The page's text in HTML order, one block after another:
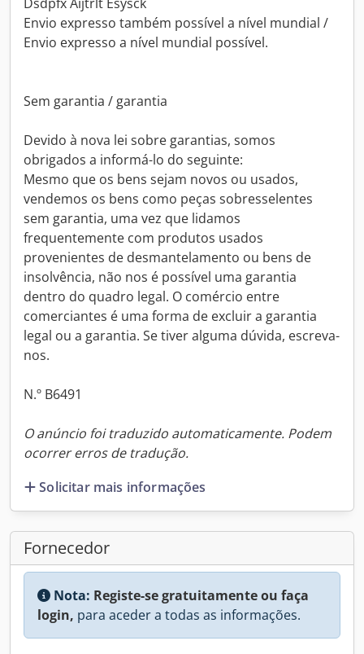
Envio expresso também possível a nível mundial /
Envio expresso a nível mundial possível.
Sem garantia / garantia
Devido à nova lei sobre garantias, somos
obrigados a informá-lo do seguinte:
Mesmo que os bens sejam novos ou usados,
vendemos os bens como peças sobresselentes
sem garantia, uma vez que lidamos
frequentemente com produtos usados
provenientes de desmantelamento ou bens de
insolvência, não nos é possível uma garantia
dentro do quadro legal. O comércio entre
comerciantes é uma forma de excluir a garantia
legal ou a garantia. Se tiver alguma dúvida, escreva-
nos.
N.º B6491
O anúncio foi traduzido automaticamente. Podem
ocorrer erros de tradução.
Solicitar mais informações
Fornecedor
Nota: Registe-se gratuitamente ou faça
login, para aceder a todas as informações.